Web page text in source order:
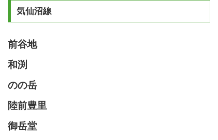
気仙沼線
前谷地
和渕
のの岳
陸前豊里
御岳堂